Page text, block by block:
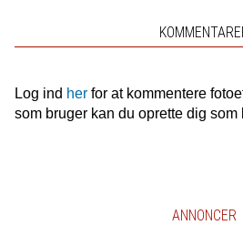
Log ind herfor at kommentere
som bruger kan du oprette dig som
ANNONCER